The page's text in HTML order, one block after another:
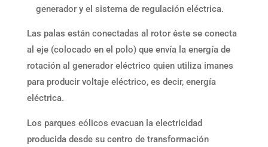
generador y el sistema de regulación eléctrica.
Las palas están conectadas al rotor éste se conecta
al eje (colocado en el polo) que envía la energía de
rotación al generador eléctrico quien utiliza imanes
para producir voltaje eléctrico, es decir, energía
eléctrica.
Los parques eólicos evacuan la electricidad
producida desde su centro de transformación